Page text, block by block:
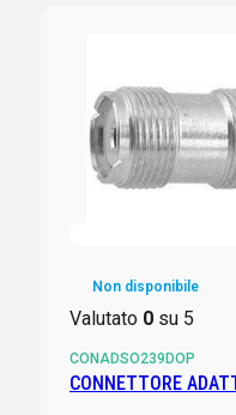
Non disponibile
Valutato 0su 5
CONADSO239DOP
CONNETTORE